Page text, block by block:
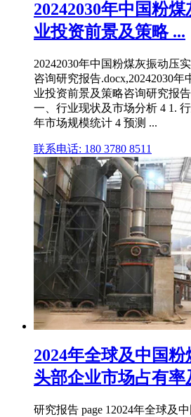
20242030年中国粉
业投资前景及策略 ...
20242030年中国粉煤灰振动压
咨询研究报告.docx,20242030
业投资前景及策略咨询研究报
一、行业现状及市场分析 4 1.
年市场规模统计 4 预测 ...
联系电话: 180 3780 8511
2024年全球及中国
头部企业市场占有率
研究报告 page 12024年全球及